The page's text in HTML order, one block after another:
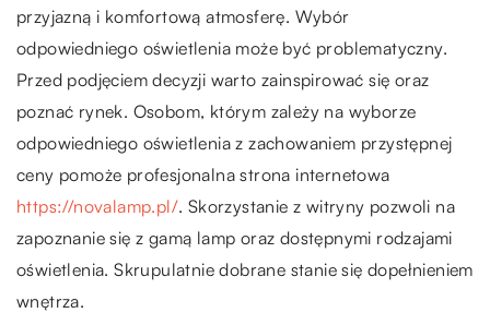
przyjazną i komfortową atmosferę. Wybór
odpowiedniego oświetlenia może być problematyczny.
Przed podjęciem decyzji warto zainspirować się oraz
poznać rynek. Osobom, którym zależy na wyborze
odpowiedniego oświetlenia z zachowaniem przystępnej
ceny pomoże profesjonalna strona internetowa
https://novalamp.pl/. Skorzystanie z witryny pozwoli na
zapoznanie się z gamą lamp oraz dostępnymi rodzajami
oświetlenia. Skrupulatnie dobrane stanie się dopełnieniem
wnętrza.